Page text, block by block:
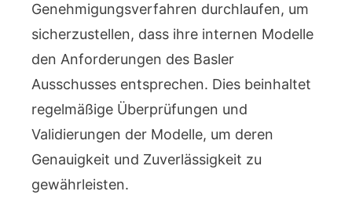
Genehmigungsverfahren durchlaufen, um
sicherzustellen, dass ihre internen Modelle
den Anforderungen des Basler
Ausschusses entsprechen. Dies beinhaltet
regelmäßige Überprüfungen und
Validierungen der Modelle, um deren
Genauigkeit und Zuverlässigkeit zu
gewährleisten.